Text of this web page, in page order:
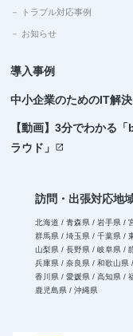
－ トラブル対応事例
－ お知らせ
導入事例
中小企業のためのIT解
【動画】3分でわかる
ラウド」
open_in_new
訪問・出張対応地
北海道 / 青森県 / 岩手県 /
群馬県 / 埼玉県 / 千葉県 /
山梨県 / 長野県 / 岐阜県 /
兵庫県 / 奈良県 / 和歌山県
香川県 / 愛媛県 / 高知県 /
鹿児島県 / 沖縄県